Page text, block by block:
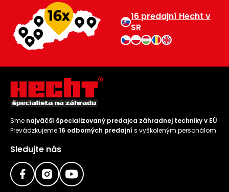
16 predajní Hecht v
SR
Sme najväčší špecializovaný predajca záhradnej techniky v EÚ.
Prevádzkujeme16 odborných predajní s vyškoleným personálom.
Sledujte nás